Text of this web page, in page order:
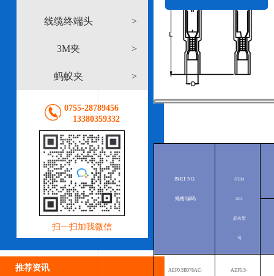
线缆终端头 >
3M夹 >
蚂蚁夹 >
0755-28789456
13380359332
扫一扫加我微信
推荐资讯
PART NO.
规格/编码
ITEM
NO.
品名型
号
AEF0.5B078AC- AEF0.5-